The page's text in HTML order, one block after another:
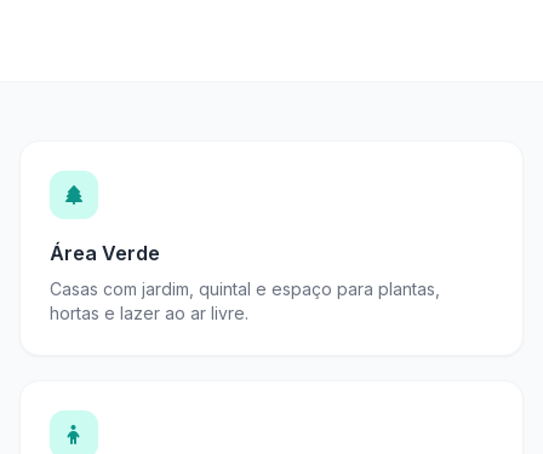
Área Verde
Casas com jardim, quintal e espaço para plantas,
hortas e lazer ao ar livre.